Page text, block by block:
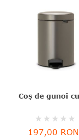
Rating:
0%
197,00 RON